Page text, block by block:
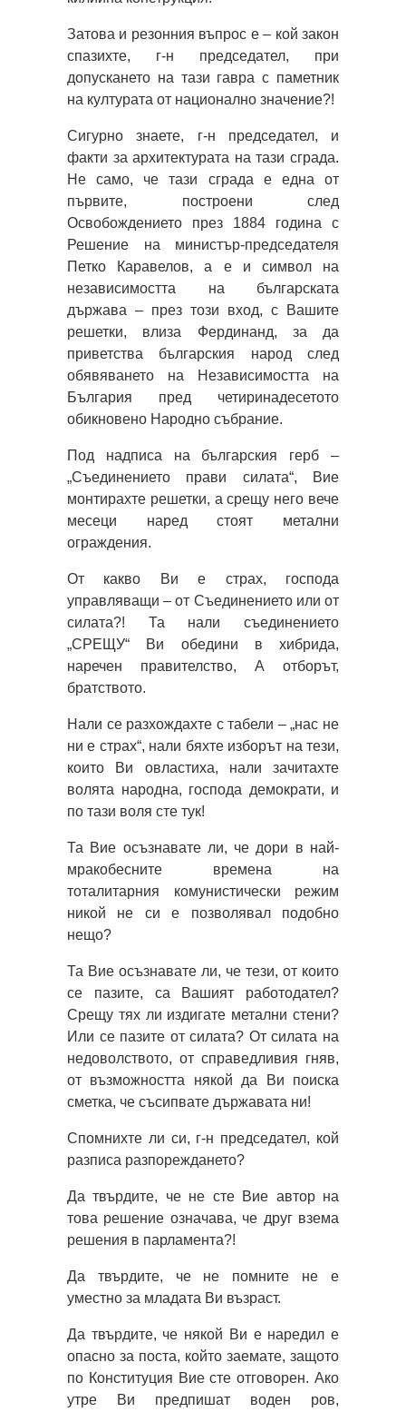
Затова и резонния въпрос е – кой закон
спазихте, г-н председател, при
допускането на тази гавра с паметник
на културата от национално значение?!
Сигурно знаете, г-н председател, и
факти за архитектурата на тази сграда.
Не само, че тази сграда е една от
първите, построени след
Освобождението през 1884 година с
Решение на министър-председателя
Петко Каравелов, а е и символ на
независимостта на българската
държава – през този вход, с Вашите
решетки, влиза Фердинанд, за да
приветства българския народ след
обявяването на Независимостта на
България пред четиринадесетото
обикновено Народно събрание.
Под надписа на българския герб –
„Съединението прави силата“, Вие
монтирахте решетки, а срещу него вече
месеци наред стоят метални
ограждения.
От какво Ви е страх, господа
управляващи – от Съединението или от
силата?! Та нали съединението
„СРЕЩУ“ Ви обедини в хибрида,
наречен правителство, А отборът,
братството.
Нали се разхождахте с табели – „нас не
ни е страх“, нали бяхте изборът на тези,
които Ви овластиха, нали зачитахте
волята народна, господа демократи, и
по тази воля сте тук!
Та Вие осъзнавате ли, че дори в най-
мракобесните времена на
тоталитарния комунистически режим
никой не си е позволявал подобно
нещо?
Та Вие осъзнавате ли, че тези, от които
се пазите, са Вашият работодател?
Срещу тях ли издигате метални стени?
Или се пазите от силата? От силата на
недоволството, от справедливия гняв,
от възможността някой да Ви поиска
сметка, че съсипвате държавата ни!
Спомнихте ли си, г-н председател, кой
разписа разпореждането?
Да твърдите, че не сте Вие автор на
това решение означава, че друг взема
решения в парламента?!
Да твърдите, че не помните не е
уместно за младата Ви възраст.
Да твърдите, че някой Ви е наредил е
опасно за поста, който заемате, защото
по Конституция Вие сте отговорен. Ако
утре Ви предпишат воден ров,